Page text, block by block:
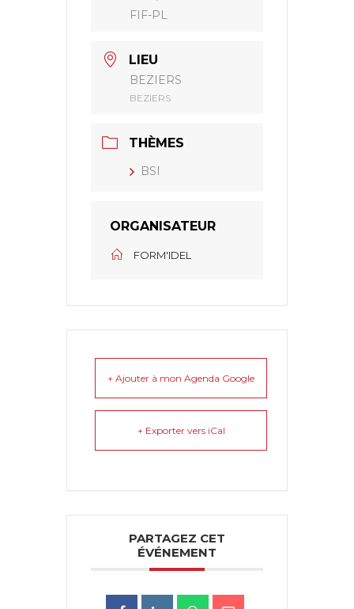
FIF-PL
LIEU
BEZIERS
BEZIERS
THÈMES
BSI
ORGANISATEUR
FORM'IDEL
+ Ajouter à mon Agenda Google
+ Exporter vers iCal
PARTAGEZ CET
ÉVÉNEMENT